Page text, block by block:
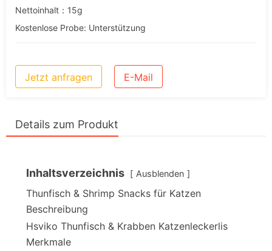
Nettoinhalt：15g
Kostenlose Probe: Unterstützung
Jetzt anfragen E-Mail
Details zum Produkt
Inhaltsverzeichnis Ausblenden
Thunfisch & Shrimp Snacks für Katzen
Beschreibung
Hsviko Thunfisch & Krabben Katzenleckerlis
Merkmale